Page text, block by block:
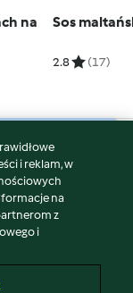
na
Sos
2.8 (17)
i reklam, w
na
z
i